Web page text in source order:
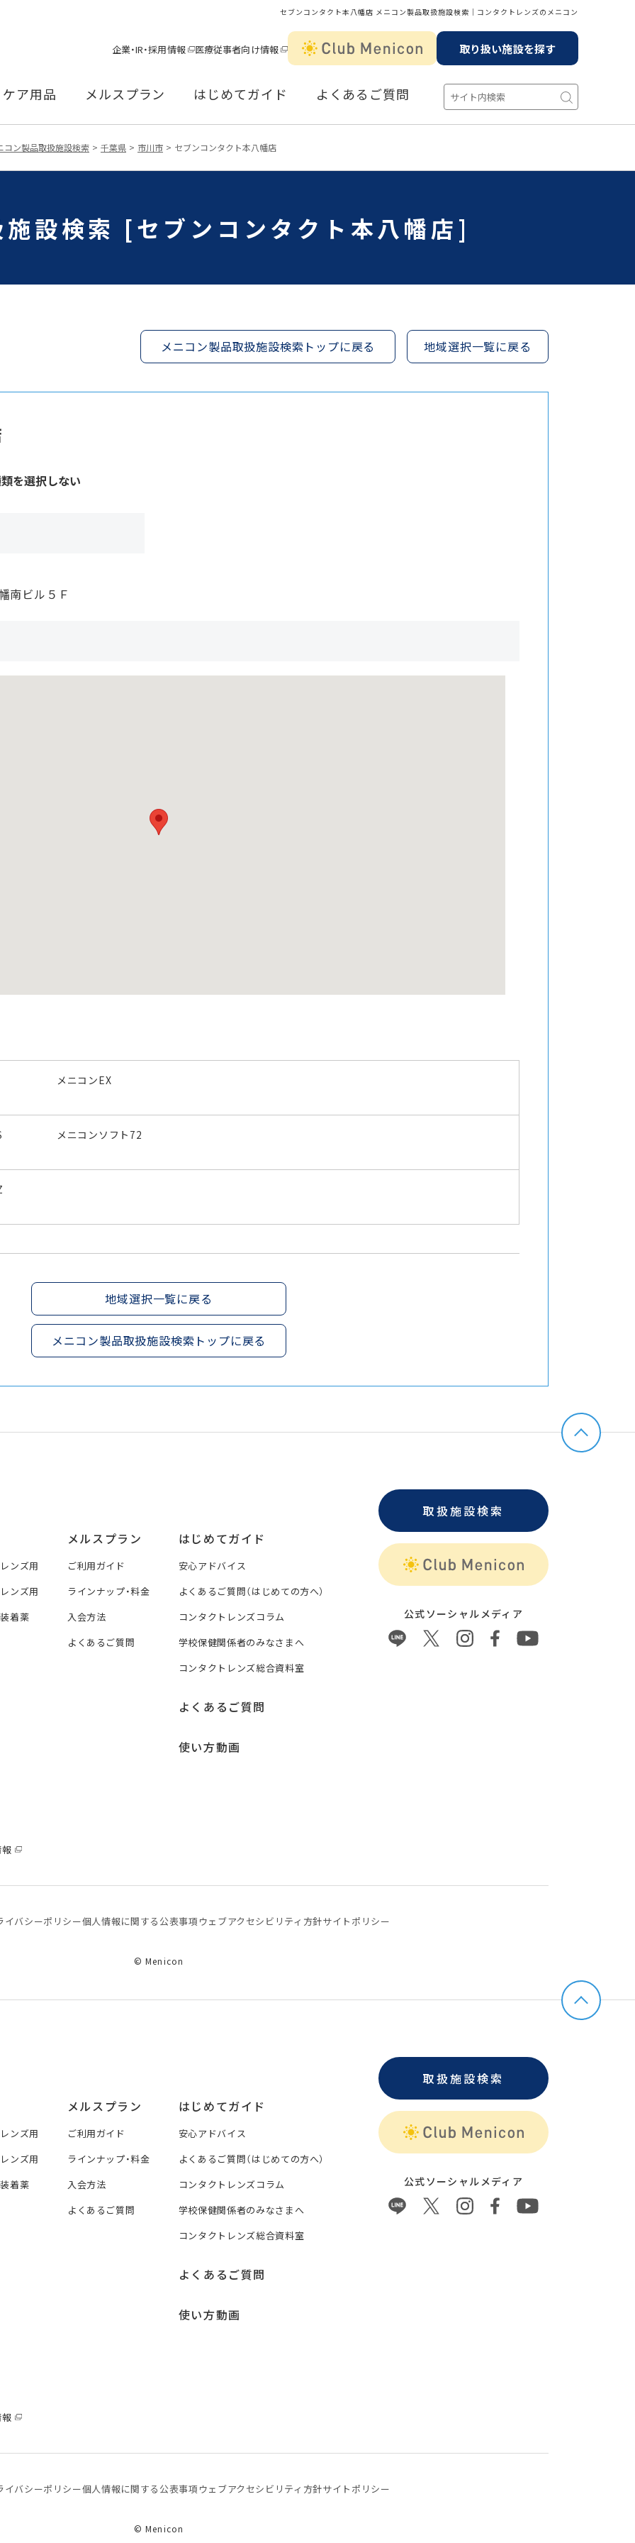
セブンコンタクト本八幡店 メニコン製品取扱施設検索│コンタクトレンズのメニコン
企業・IR・採用情報 医療従事者向け情報 取り扱い施設を探す
ケア用品 メルスプラン はじめてガイド よくあるご質問
コン製品取扱施設検索 千葉県 市川市 セブンコンタクト本八幡店
施設検索 [セブンコンタクト本八幡店]
メニコン製品取扱施設検索トップに戻る 地域選択一覧に戻る
を選択しない
南ビル５Ｆ
メニコンEX
メニコンソフト72
地域選択一覧に戻る
メニコン製品取扱施設検索トップに戻る
ンズ用
ンズ用
着薬
メルスプラン
ご利用ガイド
ラインナップ・料金
入会方法
よくあるご質問
はじめてガイド
安心アドバイス
よくあるご質問（はじめての方へ）
コンタクトレンズコラム
学校保健関係者のみなさまへ
コンタクトレンズ総合資料室
よくあるご質問
使い方動画
取扱施設検索
公式ソーシャルメディア
イバシーポリシー個⼈情報に関する公表事項 ウェブアクセシビリティ方針サイトポリシー
© Menicon
ンズ用
ンズ用
着薬
メルスプラン
ご利用ガイド
ラインナップ・料金
入会方法
よくあるご質問
はじめてガイド
安心アドバイス
よくあるご質問（はじめての方へ）
コンタクトレンズコラム
学校保健関係者のみなさまへ
コンタクトレンズ総合資料室
よくあるご質問
使い方動画
取扱施設検索
公式ソーシャルメディア
イバシーポリシー個⼈情報に関する公表事項 ウェブアクセシビリティ方針サイトポリシー
© Menicon